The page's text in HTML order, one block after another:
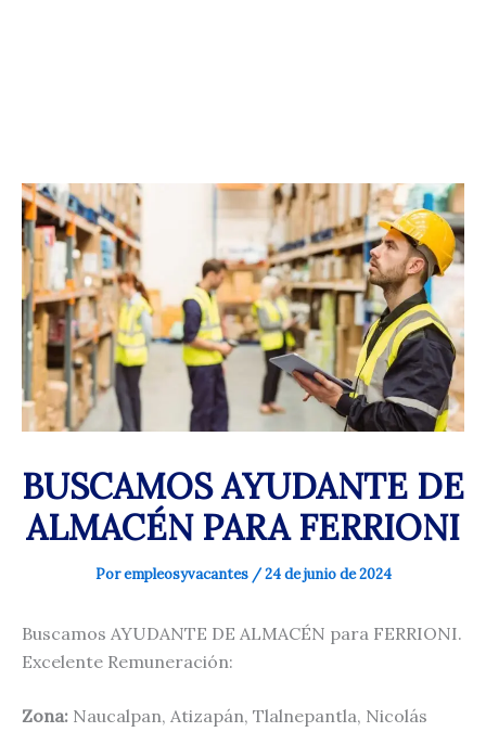
BUSCAMOS AYUDANTE DE
ALMACÉN PARA FERRIONI
Porempleosyvacantes /24 de junio de 2024
Buscamos AYUDANTE DE ALMACÉN para FERRIONI.
Excelente Remuneración:
Zona: Naucalpan, Atizapán, Tlalnepantla, Nicolás